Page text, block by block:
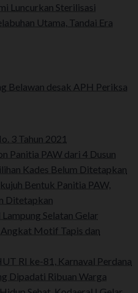
Luncurkan Sterilisasi
Utama, Tandai Era
Belawan desak APH Periksa
3 Tahun 2021
Panitia PAW dari 4 Dusun
Kades Belum Ditetapkan
Bentuk Panitia PAW,
Ditetapkan
Selatan Gelar
Angkat Motif Tapis dan
RI ke-81, Karnaval Perdana
Dipadati Ribuan Warga